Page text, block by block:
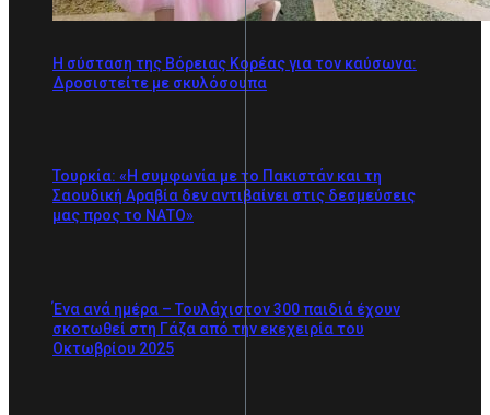
Η σύσταση της Βόρειας Κορέας για τον καύσωνα:
Δροσιστείτε με σκυλόσουπα
Τουρκία: «Η συμφωνία με το Πακιστάν και τη
Σαουδική Αραβία δεν αντιβαίνει στις δεσμεύσεις
μας προς το ΝΑΤΟ»
Ένα ανά ημέρα – Τουλάχιστον 300 παιδιά έχουν
σκοτωθεί στη Γάζα από την εκεχειρία του
Οκτωβρίου 2025